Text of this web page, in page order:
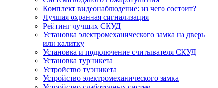
Комплект видеонаблюдение: из чего состоит?
Лучшая охранная сигнализация
Рейтинг лучших СКУД
Установка электромеханического замка на дверь
или калитку
Установка и подключение считывателя СКУД
Установка турникета
Устройство турникета
Устройство электромеханического замка